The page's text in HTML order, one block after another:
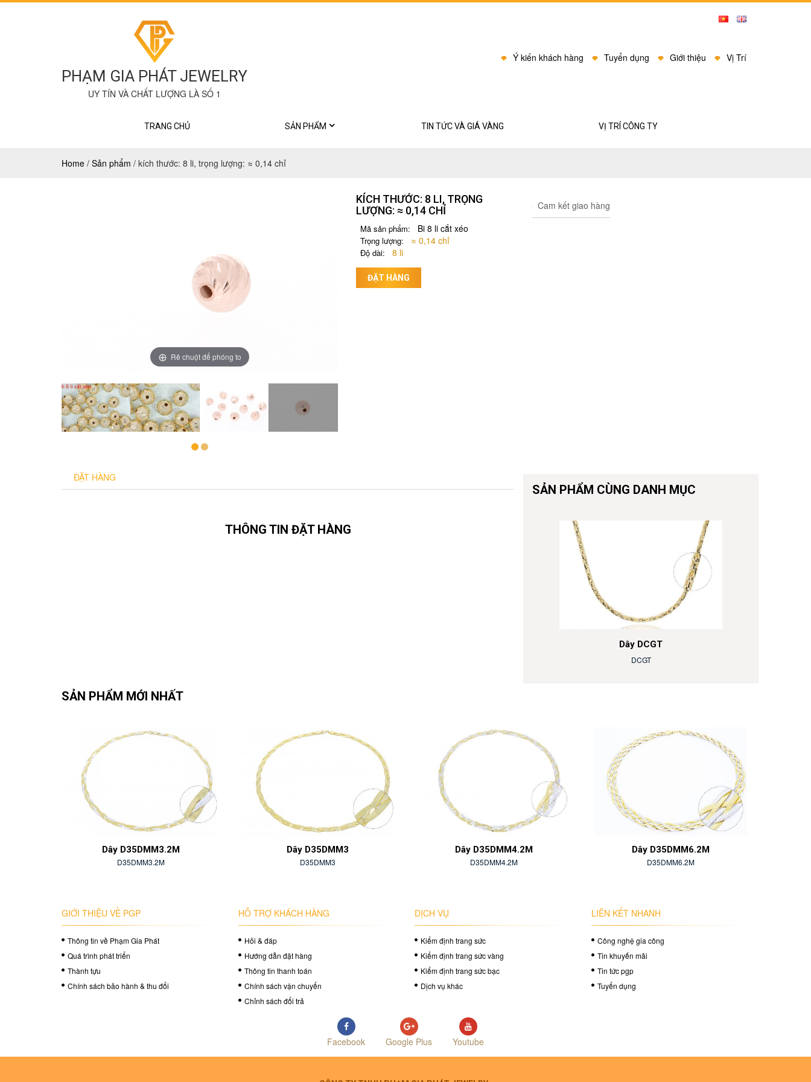
PHẠM GIA PHÁT JEWELRY
UY TÍN VÀ CHẤT LƯỢNG LÀ SỐ 1
Ý kiến khách hàng Tuyển dụng Giới thiệu Vị Trí
TRANG CHỦ SẢN PHẨM TIN TỨC VÀ GIÁ VÀNG VỊ TRÍ CÔNG TY
Home / Sản phẩm / kích thước: 8 li, trọng lượng: ≈ 0,14 chỉ
Rê chuột để phóng to
KÍCH THƯỚC: 8 LI, TRỌNG
LƯỢNG: ≈ 0,14 CHỈ
Mã sản phẩm: Bi 8 li cắt xéo
Trọng lượng: ≈ 0,14 chỉ
Độ dài: 8 li
ĐẶT HÀNG
Cam kết giao hàng
ĐẶT HÀNG
THÔNG TIN ĐẶT HÀNG
SẢN PHẨM CÙNG DANH MỤC
Dây DCGT
DCGT
SẢN PHẨM MỚI NHẤT
Dây D35DMM3.2M Dây D35DMM3 Dây D35DMM4.2M Dây D35DMM6.2M
GIỚI THIỆU VỀ PGP
Thông tin về Phạm Gia Phát
Quá trình phát triển
Thành tựu
Chính sách bảo hành & thu đổi
HỖ TRỢ KHÁCH HÀNG
Hỏi & đáp
Hướng dẫn đặt hàng
Thông tin thanh toán
Chính sách vận chuyển
Chỉnh sách đổi trả
DỊCH VỤ
Kiểm định trang sức
Kiểm định trang sức vàng
Kiểm định trang sức bạc
Dịch vụ khác
LIÊN KẾT NHANH
Công nghệ gia công
Tin khuyến mãi
Tin tức pgp
Tuyển dụng
Facebook Google Plus Youtube